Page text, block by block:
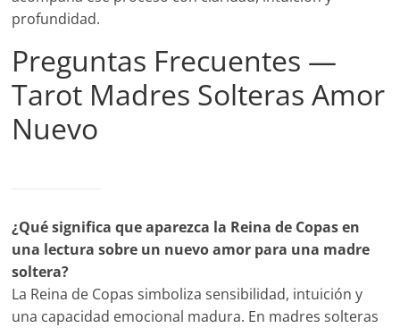
profundidad.
Preguntas Frecuentes —
Tarot Madres Solteras Amor
Nuevo
¿Qué significa que aparezca la Reina de Copas en
una lectura sobre un nuevo amor para una madre
soltera?
La Reina de Copas simboliza sensibilidad, intuición y
una capacidad emocional madura. En madres solteras